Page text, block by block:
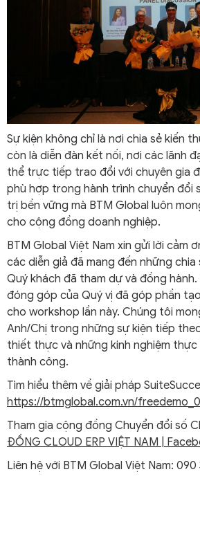
Sự kiện không chỉ là nơi chia sẻ kiến
còn là diễn đàn kết nối, nơi các lãnh
thể trực tiếp trao đổi với chuyên gia
phù hợp trong hành trình chuyển đổi
trị bền vững mà BTM Global luôn
cho cộng đồng doanh nghiệp.
BTM Global Việt Nam xin gửi lời cảm
các diễn giả đã mang đến những
Quý khách đã tham dự và đồng hành.
đóng góp của Quý vị đã góp phần
cho workshop lần này. Chúng tôi
Anh/Chị trong những sự kiện tiếp
thiết thực và những kinh nghiệm
thành công.
Tìm hiểu thêm về giải pháp
https://btmglobal.com.vn/
Tham gia cộng đồng Chuyển đổi số
ĐỒNG CLOUD ERP VIỆT NAM |
Liên hệ với BTM Global Việt Nam: 090